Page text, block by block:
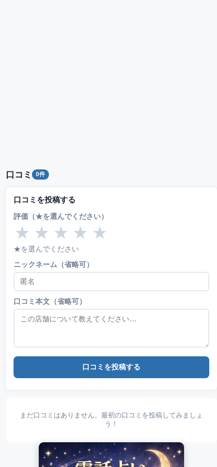
口コミ 0件
口コミを投稿する
評価（★を選んでください）
★ ★ ★ ★ ★
★を選んでください
ニックネーム（省略可）
口コミ本文（省略可）
口コミを投稿する
まだ口コミはありません。最初の口コミを投稿してみましょ
う！